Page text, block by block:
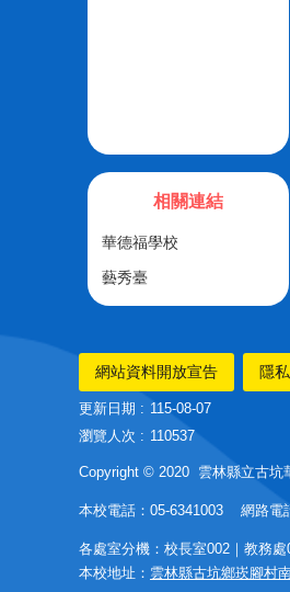
相關連結
華德福學校
藝秀臺
網站資料開放宣告 隱
更新日期
115-08-07
瀏覽人次
110537
Copyright © 2020 雲林縣立古坑
本校電話：05-6341003 網路電
各處室分機：校長室002｜教務
本校地址： 雲林縣古坑鄉崁腳村